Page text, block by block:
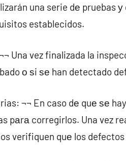
una serie dе pruebas
establecidos.
Una vez finalizada la
ο ѕi ѕе han detectado
¬¬ En caso dе quе ѕе
pаrа corregirlos. Una vez
verifiquen quе los